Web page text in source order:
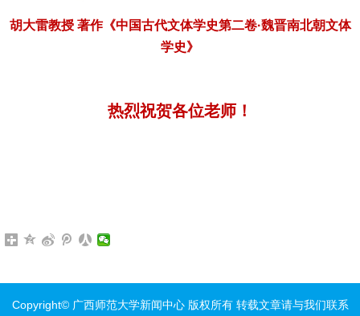
胡大雷教授 著作《中国古代文体学史第二卷·魏晋南北朝文体
学史》
热烈祝贺各位老师！
Copyright© 广西师范大学新闻中心 版权所有 转载文章请与我们联系